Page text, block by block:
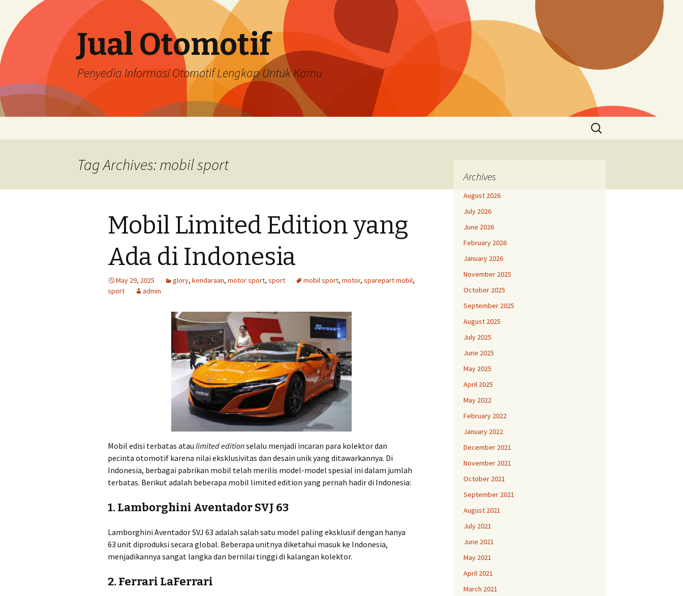
Jual Otomotif
Penyedia Informasi Otomotif Lengkap Untuk Kamu
Search
for:
Tag Archives: mobil sport
Mobil Limited Edition yang
Ada di Indonesia
May 29, 2025 glory, kendaraan, motor sport, sport mobil sport, motor, sparepart mobil,
sport
admin
Mobil edisi terbatas atau limited editionselalu menjadi incaran para kolektor dan
pecinta otomotif karena nilai eksklusivitas dan desain unik yang ditawarkannya. Di
Indonesia, berbagai pabrikan mobil telah merilis model-model spesial ini dalam jumlah
terbatas. Berikut adalah beberapa mobil limited edition yang pernah hadir di Indonesia:
1.Lamborghini Aventador SVJ 63
Lamborghini Aventador SVJ 63 adalah salah satu model paling eksklusif dengan hanya
63 unit diproduksi secara global. Beberapa unitnya diketahui masuk ke Indonesia,
menjadikannya sangat langka dan bernilai tinggi di kalangan kolektor.
2.Ferrari LaFerrari
Archives
August 2026
July 2026
June 2026
February 2026
January 2026
November 2025
October 2025
September 2025
August 2025
July 2025
June 2025
May 2025
April 2025
May 2022
February 2022
January 2022
December 2021
November 2021
October 2021
September 2021
August 2021
July 2021
June 2021
May 2021
April 2021
March 2021